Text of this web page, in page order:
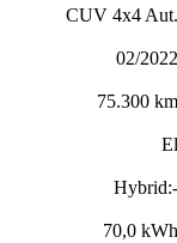
CUV 4x4 Aut.
02/2022
75.300 km
El
Hybrid:-
70,0 kWh